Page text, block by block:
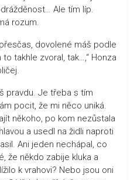
Ale tím líp.
rozum.
dovolené máš podle
takhle zvoral, tak…,“ Honza
pravdu. Je třeba s tím
pocit, že mi něco uniká.
někoho, po kom nezůstala
a usedl na židli naproti
Ani jeden nechápal, co
že někdo zabije kluka a
k vrahovi? Nebo jsou oni